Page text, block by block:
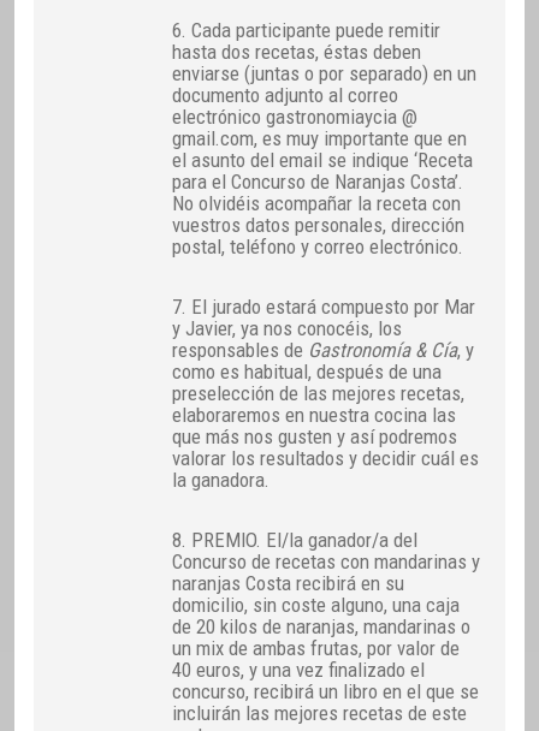
6. Cada participante puede remitir
hasta dos recetas, éstas deben
enviarse (juntas o por separado) en un
documento adjunto al correo
electrónico gastronomiaycia @
gmail.com, es muy importante que en
el asunto del email se indique ‘Receta
para el Concurso de Naranjas Costa’.
No olvidéis acompañar la receta con
vuestros datos personales, dirección
postal, teléfono y correo electrónico.
7. El jurado estará compuesto por Mar
y Javier, ya nos conocéis, los
responsables de Gastronomía & Cía, y
como es habitual, después de una
preselección de las mejores recetas,
elaboraremos en nuestra cocina las
que más nos gusten y así podremos
valorar los resultados y decidir cuál es
la ganadora.
8. PREMIO. El/la ganador/a del
Concurso de recetas con mandarinas y
naranjas Costa recibirá en su
domicilio, sin coste alguno, una caja
de 20 kilos de naranjas, mandarinas o
un mix de ambas frutas, por valor de
40 euros, y una vez finalizado el
concurso, recibirá un libro en el que se
incluirán las mejores recetas de este